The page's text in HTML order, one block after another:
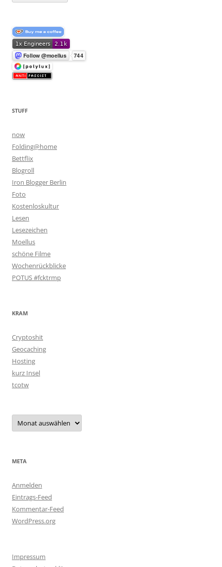
STUFF
now
Folding@home
Bettflix
Blogroll
Iron Blogger Berlin
Foto
Kostenloskultur
Lesen
Lesezeichen
Moellus
schöne Filme
Wochenrückblicke
POTUS #fcktrmp
KRAM
Cryptoshit
Geocaching
Hosting
kurz Insel
tcotw
Archiv
META
Anmelden
Eintrags-Feed
Kommentar-Feed
WordPress.org
Impressum